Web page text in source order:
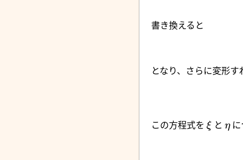
書き換えると
となり、さらに変形
この方程式を ξ と η